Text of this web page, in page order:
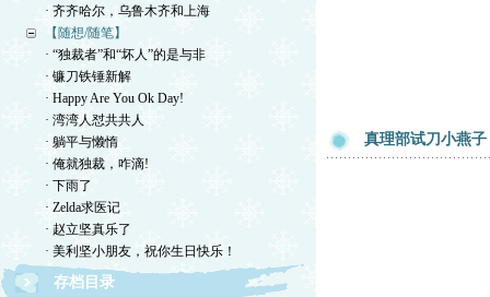
· 齐齐哈尔，乌鲁木齐和上海
【随想/随笔】
· “独裁者”和“坏人”的是与非
· 镰刀铁锤新解
· Happy Are You Ok Day!
· 湾湾人怼共共人
· 躺平与懒惰
· 俺就独裁，咋滴!
· 下雨了
· Zelda求医记
· 赵立坚真乐了
· 美利坚小朋友，祝你生日快乐！
存档目录
真理部试刀小燕子